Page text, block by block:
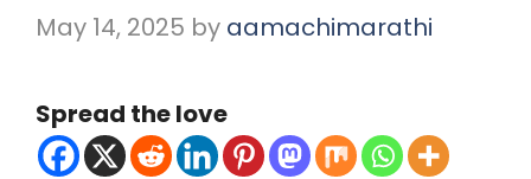
May 14, 2025 by aamachimarathi
Spread the love